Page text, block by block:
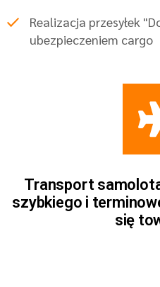
Realizacja przesyłek
ubezpieczeniem cargo
Transport
szybkiego i
się